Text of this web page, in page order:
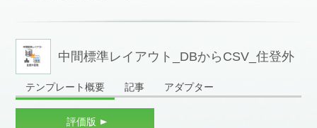
中間標準レイアウト_DBからCSV_住登外
管理
テンプレート概要 記事 アダプター
評価版